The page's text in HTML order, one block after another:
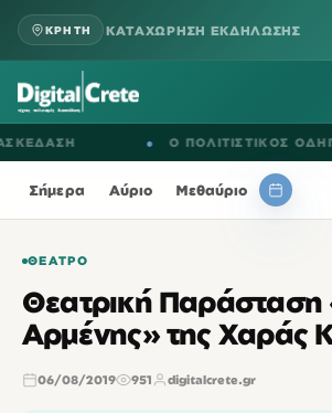
ΚΡΗΤΗ ΚΑΤΑΧΩΡΗΣΗ ΕΚΔΗΛΩΣΗΣ
Ο ΠΟΛΙΤΙΣΤΙΚΟΣ ΟΔΗΓΟΣ
Σήμερα Αύριο Μεθαύριο
ΘΈΑΤΡΟ
Θεατρική
Αρμένης» της Χαράς
06/08/2019 951 digitalcrete.gr